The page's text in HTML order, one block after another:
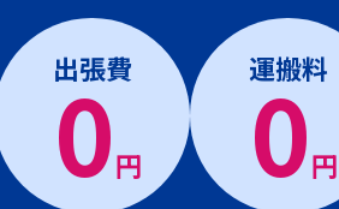
出張費
0円
運搬料
0円